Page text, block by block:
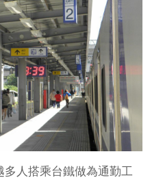
人搭乘台鐵做為通勤工